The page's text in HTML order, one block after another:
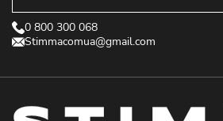
0 800 300 068
Stimmacomua@gmail.com